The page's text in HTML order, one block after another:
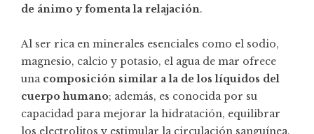
de ánimo y fomenta la relajación.
Al ser rica en minerales esenciales como el sodio,
magnesio, calcio y potasio, el agua de mar ofrece
una composición similar a la de los líquidos del
cuerpo humano; además, es conocida por su
capacidad para mejorar la hidratación, equilibrar
los electrolitos y estimular la circulación sanguínea.